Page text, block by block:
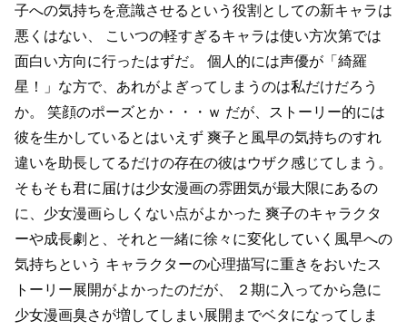
子への気持ちを意識させるという役割としての新キャラは
悪くはない、
こいつの軽すぎるキャラは使い方次第では
面白い方向に行ったはずだ。
個人的には声優が「綺羅
星！」な方で、あれがよぎってしまうのは私だけだろう
か。
笑顔のポーズとか・・・ｗ だが、ストーリー的には
彼を生かしているとはいえず 爽子と風早の気持ちのすれ
違いを助長してるだけの存在の彼はウザク感じてしまう。
そもそも君に届けは少女漫画の雰囲気が最大限にあるの
に、少女漫画らしくない点がよかった 爽子のキャラクタ
ーや成長劇と、それと一緒に徐々に変化していく風早への
気持ちという キャラクターの心理描写に重きをおいたス
トーリー展開がよかったのだが、
２期に入ってから急に
少女漫画臭さが増してしまい展開までベタになってしま